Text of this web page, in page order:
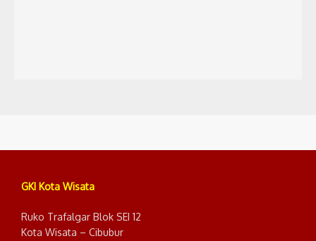
GKI Kota Wisata
Ruko Trafalgar Blok SEI 12
Kota Wisata – Cibubur